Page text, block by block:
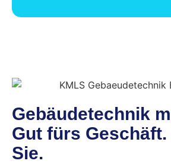
Gebäudetechnik
Gut fürs
Sie.